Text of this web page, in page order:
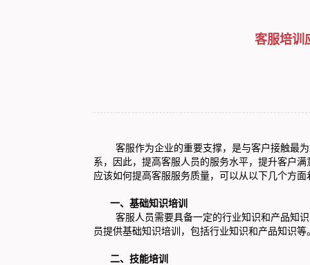
客服培训
客服作为企业的重要支撑，是与客户接触最为
系，因此，提高客服人员的服务水平，提升客户
应该如何提高客服服务质量，可以从以下几个方面
一、基础知识培训
客服人员需要具备一定的行业知识和产品知识
员提供基础知识培训，包括行业知识和产品知识
二、技能培训